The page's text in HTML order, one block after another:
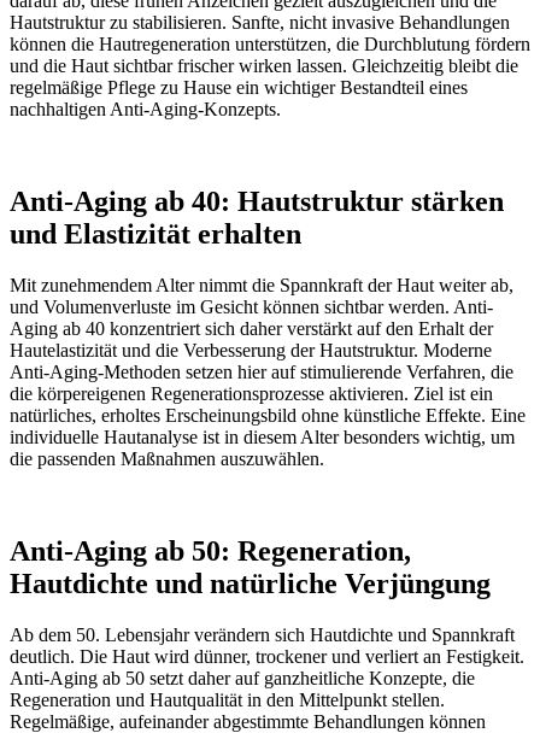
Hautstruktur zu stabilisieren. Sanfte, nicht invasive Behandlungen
können die Hautregeneration unterstützen, die Durchblutung fördern
und die Haut sichtbar frischer wirken lassen. Gleichzeitig bleibt die
regelmäßige Pflege zu Hause ein wichtiger Bestandteil eines
nachhaltigen Anti-Aging-Konzepts.
Anti-Aging ab 40: Hautstruktur stärken
und Elastizität erhalten
Mit zunehmendem Alter nimmt die Spannkraft der Haut weiter ab,
und Volumenverluste im Gesicht können sichtbar werden. Anti-
Aging ab 40 konzentriert sich daher verstärkt auf den Erhalt der
Hautelastizität und die Verbesserung der Hautstruktur. Moderne
Anti-Aging-Methoden setzen hier auf stimulierende Verfahren, die
die körpereigenen Regenerationsprozesse aktivieren. Ziel ist ein
natürliches, erholtes Erscheinungsbild ohne künstliche Effekte. Eine
individuelle Hautanalyse ist in diesem Alter besonders wichtig, um
die passenden Maßnahmen auszuwählen.
Anti-Aging ab 50: Regeneration,
Hautdichte und natürliche Verjüngung
Ab dem 50. Lebensjahr verändern sich Hautdichte und Spannkraft
deutlich. Die Haut wird dünner, trockener und verliert an Festigkeit.
Anti-Aging ab 50 setzt daher auf ganzheitliche Konzepte, die
Regeneration und Hautqualität in den Mittelpunkt stellen.
Regelmäßige, aufeinander abgestimmte Behandlungen können